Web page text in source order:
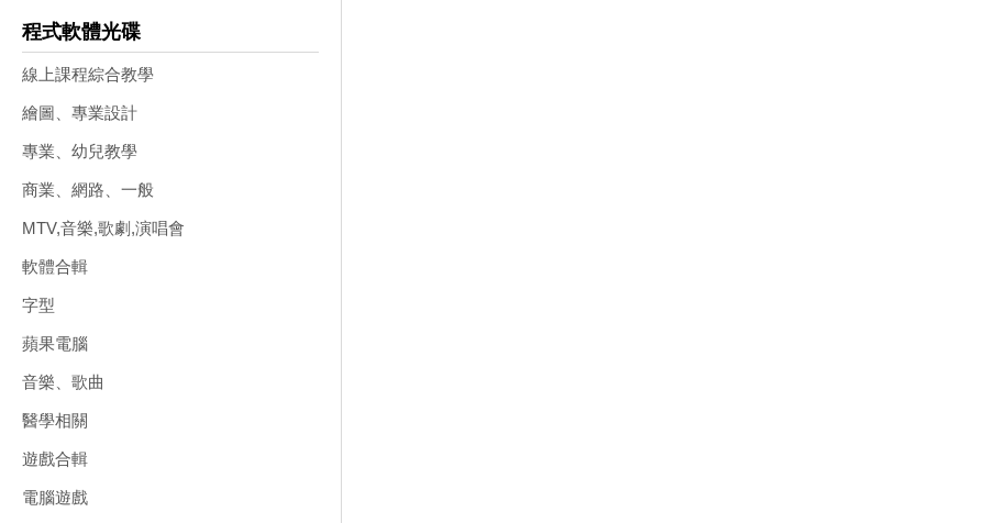
程式軟體光碟
線上課程綜合教學
繪圖、專業設計
專業、幼兒教學
商業、網路、一般
MTV,音樂,歌劇,演唱會
軟體合輯
字型
蘋果電腦
音樂、歌曲
醫學相關
遊戲合輯
電腦遊戲